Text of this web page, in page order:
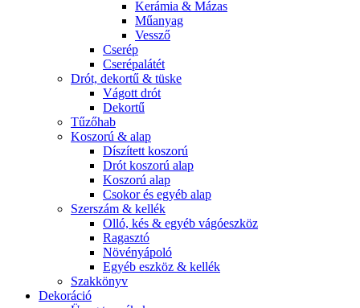
Kerámia & Mázas
Műanyag
Vessző
Cserép
Cserépalátét
Drót, dekortű & tüske
Vágott drót
Dekortű
Tűzőhab
Koszorú & alap
Díszített koszorú
Drót koszorú alap
Koszorú alap
Csokor és egyéb alap
Szerszám & kellék
Olló, kés & egyéb vágóeszköz
Ragasztó
Növényápoló
Egyéb eszköz & kellék
Szakkönyv
Dekoráció